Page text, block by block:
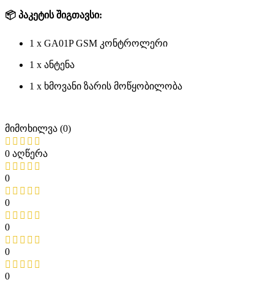
📦 პაკეტის შიგთავსი:
1 x GA01P GSM კონტროლერი
1 x ანტენა
1 x ხმოვანი ზარის მოწყობილობა
მიმოხილვა (0)
0 აღწერა
0
0
0
0
0